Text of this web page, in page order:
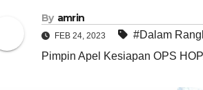
By amrin
FEB 24, 2023 #Dalam
Pimpin Apel Kesiapan OPS